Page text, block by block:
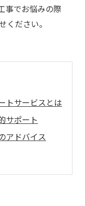
事でお悩みの際
ください。
トサービスとは
サポート
アドバイス
援